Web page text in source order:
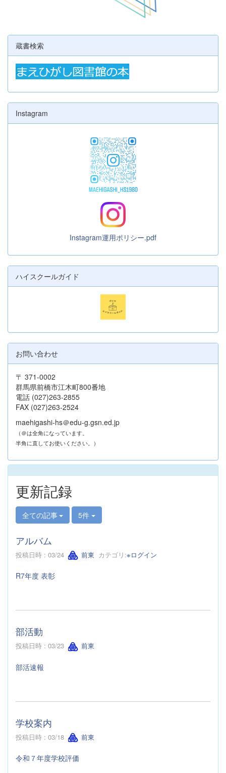
蔵書検索
Instagram
Instagram運用ポリシー.pdf
ハイスクールガイド
お問い合わせ
〒 371-0002
群馬県前橋市江木町800番地
電話 (027)263-2855
FAX (027)263-2524
maehigashi-hs＠edu-g.gsn.ed.jp
（＠は全角になっています。
半角に直してお使いください。）
更新記録
全ての記事 5件
アルバム
投稿日時 : 03/24 前東 カテゴリ:※ログイン
R7年度 表彰
部活動
投稿日時 : 03/23 前東
部活速報
学校案内
投稿日時 : 03/18 前東
令和７年度学校評価